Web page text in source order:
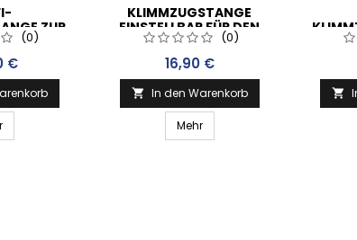
ZUR
(0)
€
KLIMMZUGSTANGE
EINSTELLBAR FÜR DEN
TÜRRAHMEN(0)
Preis
16,90 €
 In den Warenkorb
Mehr
